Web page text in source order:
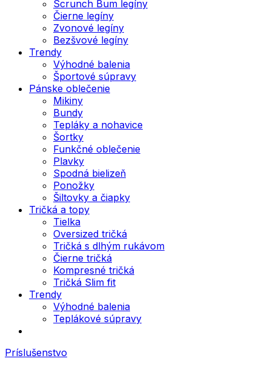
Scrunch Bum legíny
Čierne legíny
Zvonové legíny
Bezšvové legíny
Trendy
Výhodné balenia
Športové súpravy
Pánske oblečenie
Mikiny
Bundy
Tepláky a nohavice
Šortky
Funkčné oblečenie
Plavky
Spodná bielizeň
Ponožky
Šiltovky a čiapky
Tričká a topy
Tielka
Oversized tričká
Tričká s dlhým rukávom
Čierne tričká
Kompresné tričká
Tričká Slim fit
Trendy
Výhodné balenia
Teplákové súpravy
Príslušenstvo